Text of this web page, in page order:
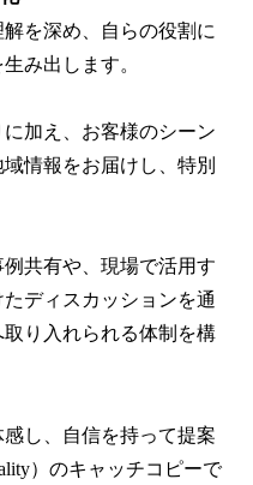
を深め、自らの役割に
み出します。
加え、お客様のシーン
情報をお届けし、特別
共有や、現場で活用す
ディスカッションを通
り入れられる体制を構
し、自信を持って提案
）のキャッチコピーで